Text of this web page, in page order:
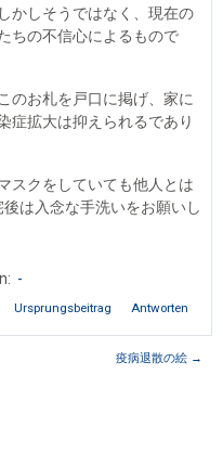
かしそうではなく、現在の
ちの不信心によるもので
のお札を戸口に掲げ、家に
症拡大は抑えられるであり
スクをしていても他人とは
は入念な手洗いをお願いし
-
Ursprungsbeitrag Antworten
疫病退散の絵 →